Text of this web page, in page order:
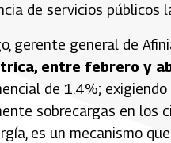
de servicios públicos
gerente general de
entre febrero y
de 1.4%;
sobrecargas en los
es un mecanismo